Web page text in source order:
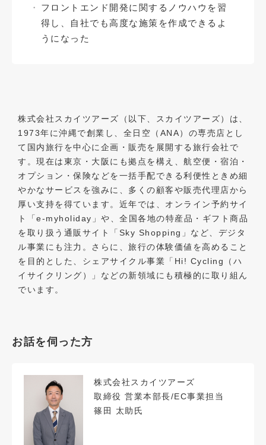
フロントエンド開発に関するノウハウを習
得し、自社でも高度な施策を作成できるよ
うになった
株式会社スカイツアーズ（以下、スカイツアーズ）は、
1973年に沖縄で創業し、全日空（ANA）の専売店とし
て国内旅行を中心に企画・販売を展開する旅行会社で
す。現在は東京・大阪にも拠点を構え、航空便・宿泊・
オプション・保険などを一括手配できる利便性ときめ細
やかなサービスを強みに、多くの顧客や販売代理店から
厚い支持を得ています。近年では、オンライン予約サイ
ト「e-myholiday」や、全国各地の特産品・ギフト商品
を取り扱う通販サイト「Sky Shopping」など、デジタ
ル事業にも注力。さらに、旅行の体験価値を高めること
を目的とした、シェアサイクル事業「Hi! Cycling（ハ
イサイクリング）」などの新領域にも積極的に取り組ん
でいます。
お話を伺った方
株式会社スカイツアーズ
取締役 営業本部長/EC事業担当
篠田 太助氏